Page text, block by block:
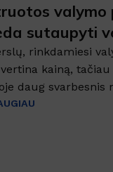
valymo
sutaupyti
rinkdamiesi
kainą, tačiau
daug svarbesnis